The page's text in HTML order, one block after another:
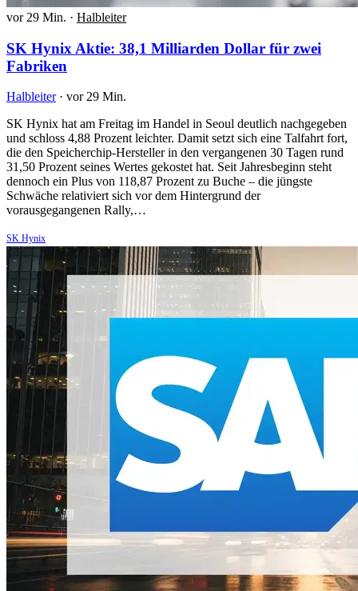
vor 29 Min. · Halbleiter
SK Hynix Aktie: 38,1 Milliarden Dollar für zwei
Fabriken
Halbleiter · vor 29 Min.
SK Hynix hat am Freitag im Handel in Seoul deutlich nachgegeben
und schloss 4,88 Prozent leichter. Damit setzt sich eine Talfahrt fort,
die den Speicherchip-Hersteller in den vergangenen 30 Tagen rund
31,50 Prozent seines Wertes gekostet hat. Seit Jahresbeginn steht
dennoch ein Plus von 118,87 Prozent zu Buche – die jüngste
Schwäche relativiert sich vor dem Hintergrund der
vorausgegangenen Rally,…
SK Hynix